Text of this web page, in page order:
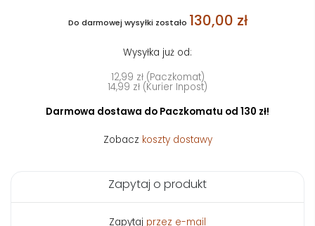
Do darmowej wysyłki zostało 130,00 zł
Wysyłka już od:
12,99 zł (Paczkomat)
14,99 zł (Kurier Inpost)
Darmowa dostawa do Paczkomatu od 130 zł!
Zobacz koszty dostawy
Zapytaj o produkt
Zapytaj przez e-mail